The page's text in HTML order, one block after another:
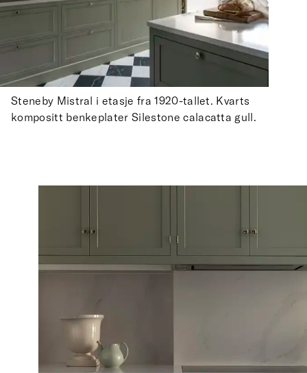
Steneby Mistral i etasje fra 1920-tallet. Kvarts
kompositt benkeplater Silestone calacatta gull.